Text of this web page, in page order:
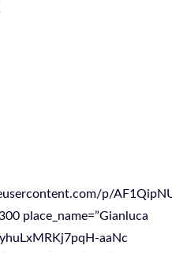
p/
place_name=”Gianluca
aaNc